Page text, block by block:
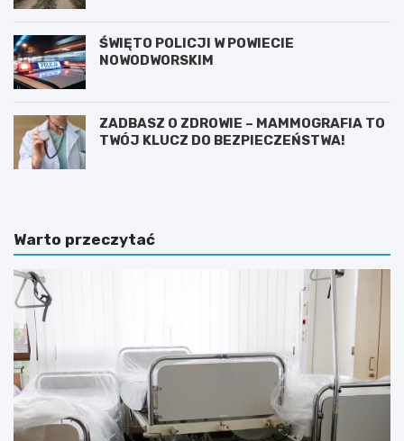
ŚWIĘTO POLICJI W POWIECIE
NOWODWORSKIM
ZADBASZ O ZDROWIE – MAMMOGRAFIA TO
TWÓJ KLUCZ DO BEZPIECZEŃSTWA!
Warto przeczytać